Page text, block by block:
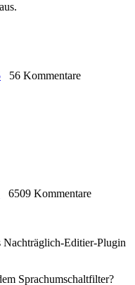
56 Kommentare
6509 Kommentare
Nachträglich-Editier-Plugin
Sprachumschaltfilter?